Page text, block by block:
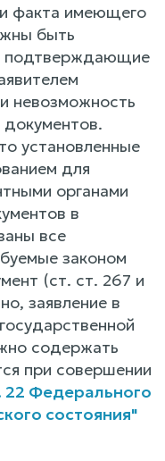
факта имеющего
быть
подтверждающие
невозможность
документов.
установленные
для
органами
в
все
законом
(ст. ст. 267 и
заявление в
содержать
при совершении
22 Федерального
состояния"